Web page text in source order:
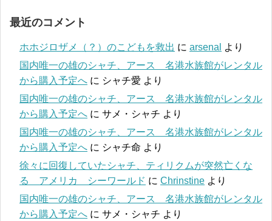
最近のコメント
ホホジロザメ（？）のこどもを救出 に arsenal より
国内唯一の雄のシャチ、アース 名港水族館がレンタル
から購入予定へ に シャチ愛 より
国内唯一の雄のシャチ、アース 名港水族館がレンタル
から購入予定へ に サメ・シャチ より
国内唯一の雄のシャチ、アース 名港水族館がレンタル
から購入予定へ に シャチ命 より
徐々に回復していたシャチ、ティリクムが突然亡くな
る アメリカ シーワールド に Chrinstine より
国内唯一の雄のシャチ、アース 名港水族館がレンタル
から購入予定へ に サメ・シャチ より